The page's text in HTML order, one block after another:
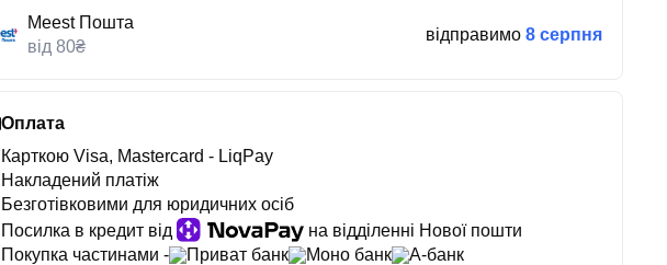
Meest Пошта
від 80₴
відправимо 8 серпня
Оплата
Карткою Visa, Mastercard - LiqPay
Накладений платіж
Безготівковими для юридичних осіб
Посилка в кредит від
на відділенні Нової пошти
Покупка частинами -
Приват банк Моно банк А-банк